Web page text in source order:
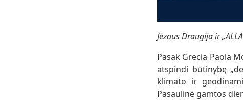
Jėzaus Draugija ir
Pasak Grecia Paola
atspindi būtinybę
klimato ir
Pasaulinė gamtos